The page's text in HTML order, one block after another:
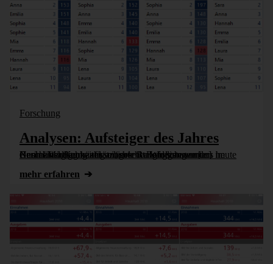
Forschung
Analysen: Aufsteiger des Jahres
Nach einer Kennzahl sortierte Rangfolgen werden im Geschäftsalltag häufig eingesetzt. Wir schauen uns heute einmal Möglichkeiten an, solche Ranglisten unter Berücksichtigung zusätzlicher Anforderungen [...]
mehr erfahren